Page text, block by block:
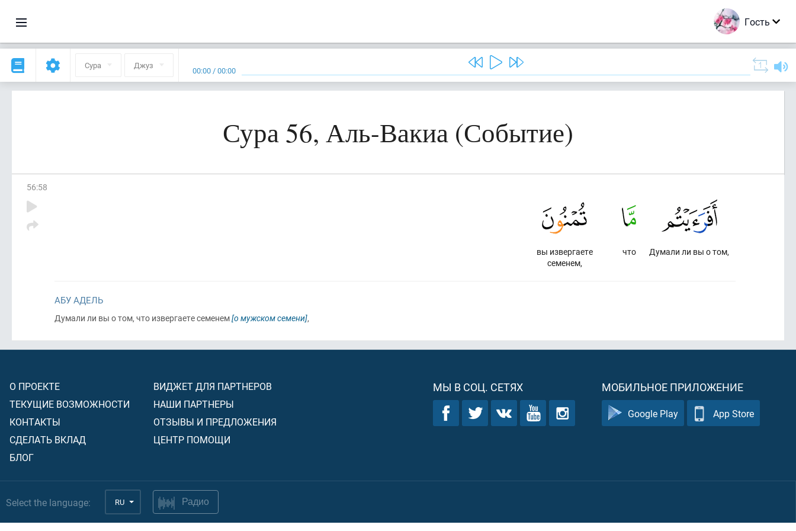
Гость
Сура Джуз 00:00 /00:00
Сура 56, Аль-Вакиа (Событие)
56:58
Думали ли вы о том,
что
вы извергаете
семенем,
АБУ АДЕЛЬ
Думали ли вы о том, что извергаете семенем[о мужском семени],
О ПРОЕКТЕ
ТЕКУЩИЕ ВОЗМОЖНОСТИ
КОНТАКТЫ
СДЕЛАТЬ ВКЛАД
БЛОГ
ВИДЖЕТ ДЛЯ ПАРТНЕРОВ
НАШИ ПАРТНЕРЫ
ОТЗЫВЫ И ПРЕДЛОЖЕНИЯ
ЦЕНТР ПОМОЩИ
МЫ В СОЦ. СЕТЯХ МОБИЛЬНОЕ ПРИЛОЖЕНИЕ
Google Play App Store
Select the language: RU Радио